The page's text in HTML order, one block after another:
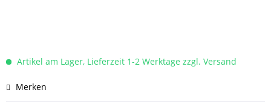
Artikel am Lager, Lieferzeit 1-2 Werktage zzgl. Versand
Merken